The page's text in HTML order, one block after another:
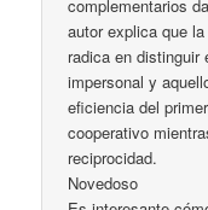
complementarios
autor explica que
radica en distinguir
impersonal y
eficiencia del
cooperativo
reciprocidad.
Novedoso